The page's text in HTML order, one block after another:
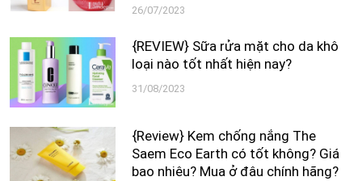
26/07/2023
{REVIEW} Sữa rửa mặt cho da khô
loại nào tốt nhất hiện nay?
31/08/2023
{Review} Kem chống nắng The
Saem Eco Earth có tốt không? Giá
bao nhiêu? Mua ở đâu chính hãng?